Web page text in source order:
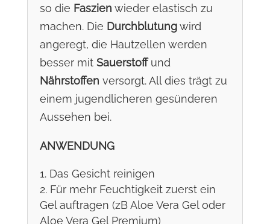
so die Faszien wieder elastisch zu
machen. Die Durchblutungwird
angeregt, die Hautzellen werden
besser mit Sauerstoffund
Nährstoffen versorgt. All dies trägt zu
einem jugendlicheren gesünderen
Aussehen bei.
ANWENDUNG
Das Gesicht reinigen
Für mehr Feuchtigkeit zuerst ein
Gel auftragen (zBAloe Vera Geloder
Aloe Vera Gel Premium)